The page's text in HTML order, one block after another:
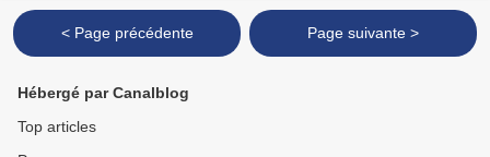
< Page précédente Page suivante >
Hébergé par Canalblog
Top articles